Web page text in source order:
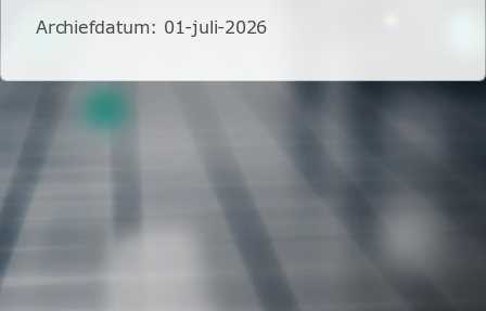
Archiefdatum: 01-juli-2026